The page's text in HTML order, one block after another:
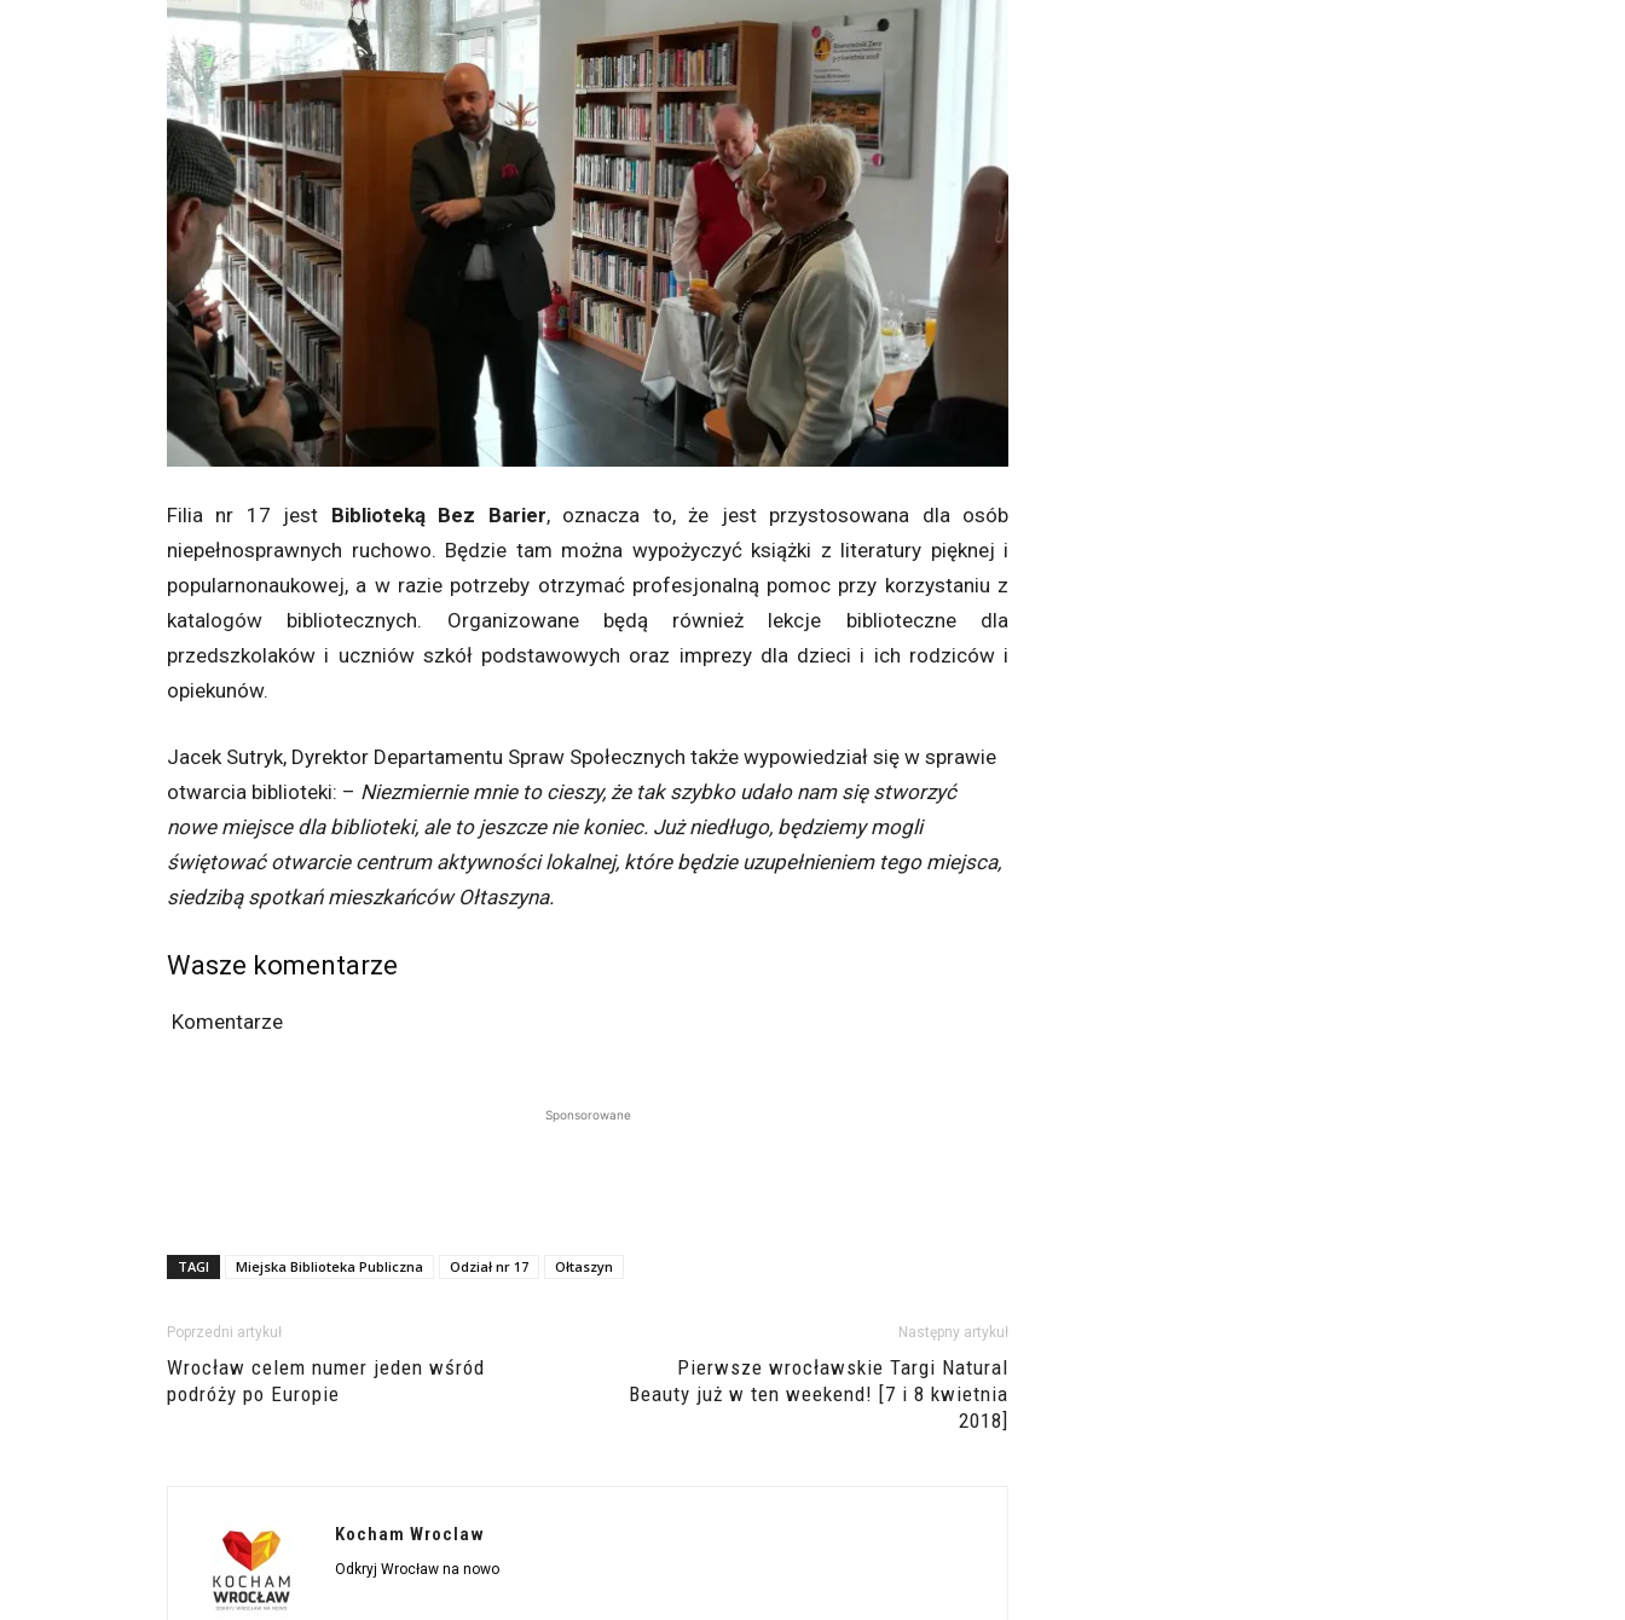
Filia nr 17 jest Biblioteką Bez Barier, oznacza to, że jest przystosowana dla osób
niepełnosprawnych ruchowo. Będzie tam można wypożyczyć książki z literatury pięknej i
popularnonaukowej, a w razie potrzeby otrzymać profesjonalną pomoc przy korzystaniu z
katalogów bibliotecznych. Organizowane będą również lekcje biblioteczne dla
przedszkolaków i uczniów szkół podstawowych oraz imprezy dla dzieci i ich rodziców i
opiekunów.
Jacek Sutryk, Dyrektor Departamentu Spraw Społecznych także wypowiedział się w sprawie
otwarcia biblioteki: – Niezmiernie mnie to cieszy, że tak szybko udało nam się stworzyć
nowe miejsce dla biblioteki, ale to jeszcze nie koniec. Już niedługo, będziemy mogli
świętować otwarcie centrum aktywności lokalnej, które będzie uzupełnieniem tego miejsca,
siedzibą spotkań mieszkańców Ołtaszyna.
Wasze komentarze
Komentarze
Sponsorowane
TAGI Miejska Biblioteka Publiczna Odział nr 17 Ołtaszyn
Poprzedni artykuł
Wrocław celem numer jeden wśród
podróży po Europie
Następny artykuł
Pierwsze wrocławskie Targi Natural
Beauty już w ten weekend! [7 i 8 kwietnia
2018]
Kocham Wroclaw
Odkryj Wrocław na nowo